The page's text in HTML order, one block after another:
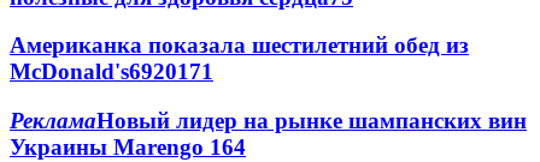
Американка показала шестилетний обед из
McDonald's6920171
РекламаНовый лидер на рынке шампанских вин
Украины Marengo 164